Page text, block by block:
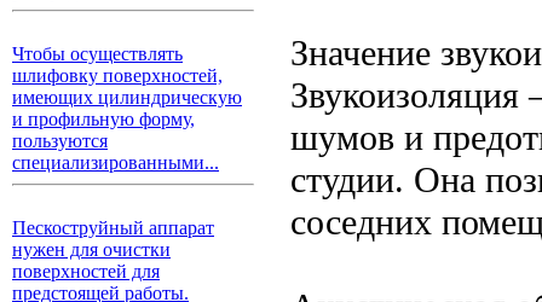
Чтобы осуществлять
шлифовку поверхностей,
имеющих цилиндрическую
и профильную форму,
пользуются
специализированными...
Пескоструйный аппарат
нужен для очистки
поверхностей для
предстоящей работы.
Значение
шумов и
студии. Она
соседних